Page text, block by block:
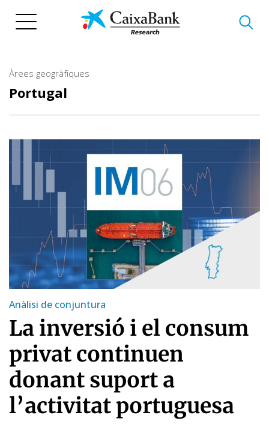
Àrees geogràfiques
Portugal
Anàlisi de conjuntura
La inversió i el consum
privat continuen
donant suport a
l’activitat portuguesa